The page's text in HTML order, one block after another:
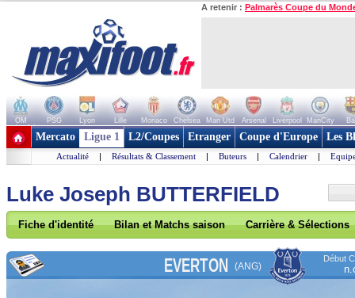
A retenir : Palmarès Coupe du
OM PSG Lyon Lille Monaco Chelsea Man Utd Arsenal Liverpool ManCity
+ de clubs
Mercato Ligue 1 L2/Coupes Etranger Coupe d'Europe Les
Actualité | Résultats & Classement | Buteurs | Calendrier |
Luke Joseph BUTTERFIELD
Fiche d'identité Bilan et Matchs saison Carrière & Sélections
EVERTON (ANG)
Début